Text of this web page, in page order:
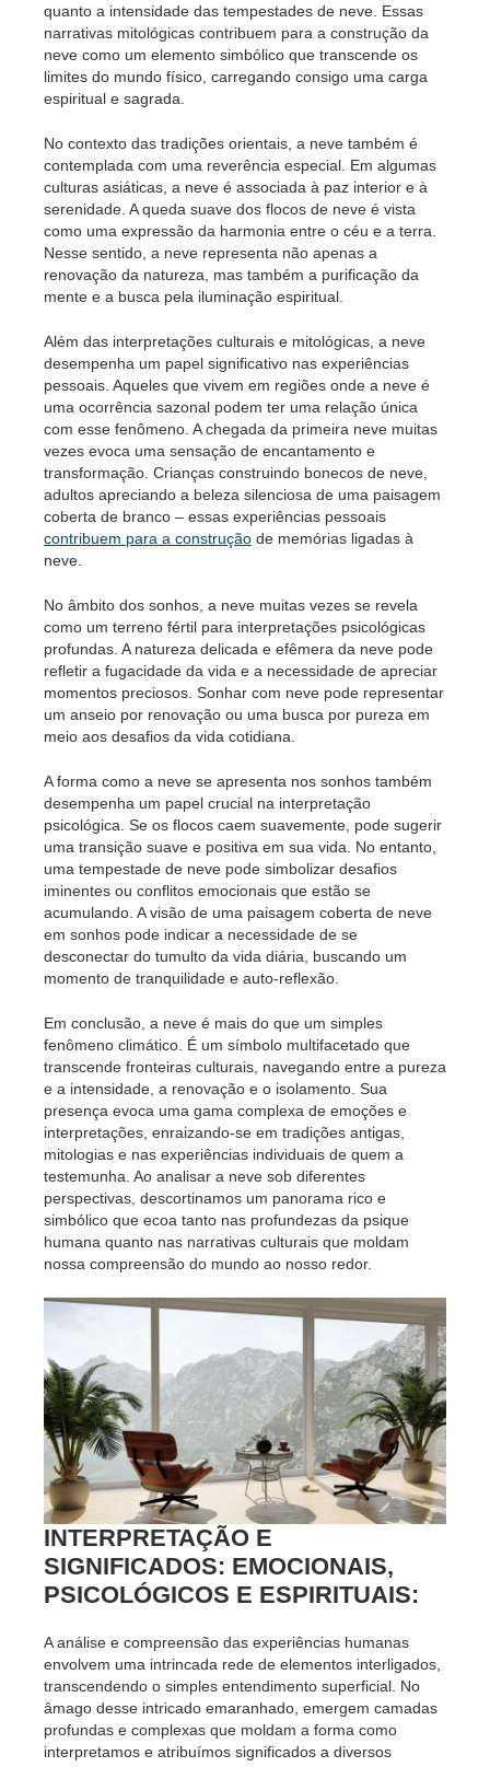
quanto a intensidade das tempestades de neve. Essas
narrativas mitológicas contribuem para a construção da
neve como um elemento simbólico que transcende os
limites do mundo físico, carregando consigo uma carga
espiritual e sagrada.
No contexto das tradições orientais, a neve também é
contemplada com uma reverência especial. Em algumas
culturas asiáticas, a neve é associada à paz interior e à
serenidade. A queda suave dos flocos de neve é vista
como uma expressão da harmonia entre o céu e a terra.
Nesse sentido, a neve representa não apenas a
renovação da natureza, mas também a purificação da
mente e a busca pela iluminação espiritual.
Além das interpretações culturais e mitológicas, a neve
desempenha um papel significativo nas experiências
pessoais. Aqueles que vivem em regiões onde a neve é
uma ocorrência sazonal podem ter uma relação única
com esse fenômeno. A chegada da primeira neve muitas
vezes evoca uma sensação de encantamento e
transformação. Crianças construindo bonecos de neve,
adultos apreciando a beleza silenciosa de uma paisagem
coberta de branco – essas experiências pessoais
contribuem para a construção de memórias ligadas à
neve.
No âmbito dos sonhos, a neve muitas vezes se revela
como um terreno fértil para interpretações psicológicas
profundas. A natureza delicada e efêmera da neve pode
refletir a fugacidade da vida e a necessidade de apreciar
momentos preciosos. Sonhar com neve pode representar
um anseio por renovação ou uma busca por pureza em
meio aos desafios da vida cotidiana.
A forma como a neve se apresenta nos sonhos também
desempenha um papel crucial na interpretação
psicológica. Se os flocos caem suavemente, pode sugerir
uma transição suave e positiva em sua vida. No entanto,
uma tempestade de neve pode simbolizar desafios
iminentes ou conflitos emocionais que estão se
acumulando. A visão de uma paisagem coberta de neve
em sonhos pode indicar a necessidade de se
desconectar do tumulto da vida diária, buscando um
momento de tranquilidade e auto-reflexão.
Em conclusão, a neve é mais do que um simples
fenômeno climático. É um símbolo multifacetado que
transcende fronteiras culturais, navegando entre a pureza
e a intensidade, a renovação e o isolamento. Sua
presença evoca uma gama complexa de emoções e
interpretações, enraizando-se em tradições antigas,
mitologias e nas experiências individuais de quem a
testemunha. Ao analisar a neve sob diferentes
perspectivas, descortinamos um panorama rico e
simbólico que ecoa tanto nas profundezas da psique
humana quanto nas narrativas culturais que moldam
nossa compreensão do mundo ao nosso redor.
INTERPRETAÇÃO E
SIGNIFICADOS: EMOCIONAIS,
PSICOLÓGICOS E ESPIRITUAIS:
A análise e compreensão das experiências humanas
envolvem uma intrincada rede de elementos interligados,
transcendendo o simples entendimento superficial. No
âmago desse intricado emaranhado, emergem camadas
profundas e complexas que moldam a forma como
interpretamos e atribuímos significados a diversos